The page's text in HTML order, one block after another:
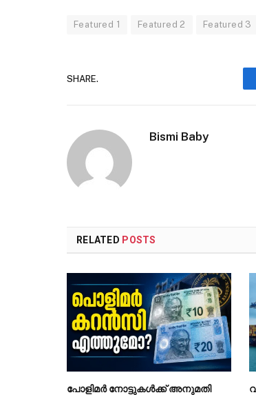
Featured 1 Featured 2 Featured 3
SHARE.
Bismi Baby
RELATED POSTS
പോളിമർ നോട്ടുകൾക്ക് അനുമതി